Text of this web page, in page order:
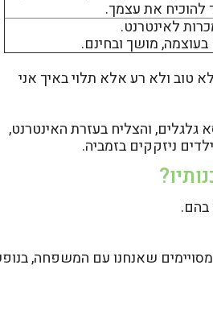
להוכיח את עצמך.
לאינטרנט.
מושך ובחינם.
טוב ולא רע אלא תלוי באיך אני
והצליח בעזרת האינטרנט,
ניזקקים בזמביה.
בהם.
שאנחנו עם המשפחה,